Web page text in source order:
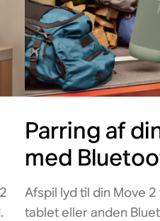
Parring af
med
Afspil lyd til din Move
tablet eller anden